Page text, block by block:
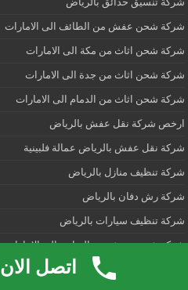
شركة شحن عفش من الطائف الى الامارات
شركة شحن اثاث من مكة الى الامارات
شركة شحن اثاث من جدة الى الامارات
شركة شحن اثاث من الدمام الى الامارات
ارخص شركة نقل عفش بالرياض
شركة نقل عفش بالرياض عمالة فلبينية
شركة تنظيف منازل بالرياض
شركة رش دفان بالرياض
شركة تنظيف سيارات بالرياض
شركة شحن عفش من الرياض الى الامارات
شركة تنظيف خزانات المياه بتبوكاتصل الان 0534584937